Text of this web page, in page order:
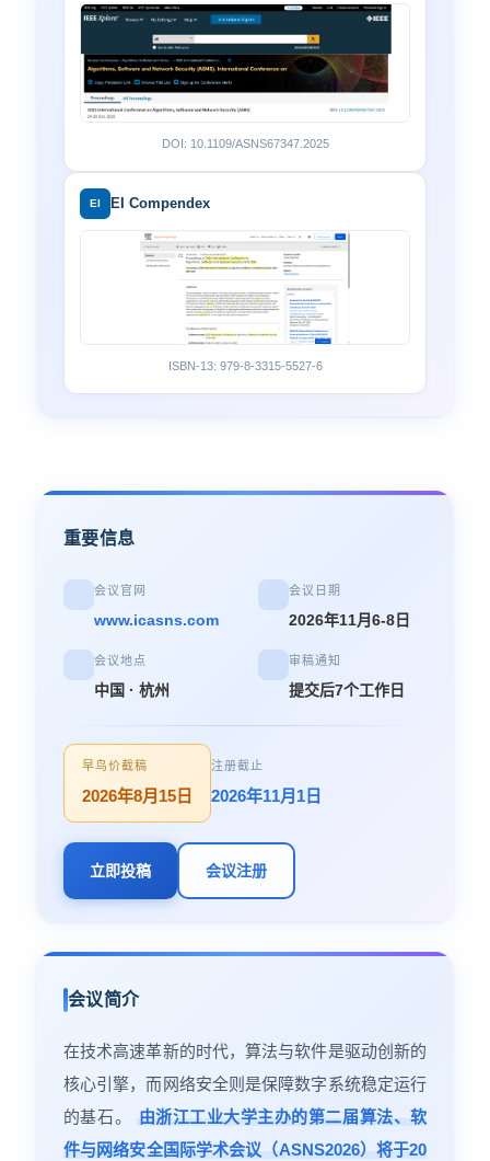
DOI: 10.1109/ASNS67347.2025
EI EI Compendex
ISBN-13: 979-8-3315-5527-6
重要信息
会议官网
www.icasns.com
会议日期
2026年11月6-8日
会议地点
中国 · 杭州
审稿通知
提交后7个工作日
早鸟价截稿
2026年8月15日
注册截止
2026年11月1日
立即投稿 会议注册
会议简介
在技术高速革新的时代，算法与软件是驱动创新的
核心引擎，而网络安全则是保障数字系统稳定运行
的基石。
由浙江工业大学主办的第二届算法、软
件与网络安全国际学术会议（ASNS2026）将于20